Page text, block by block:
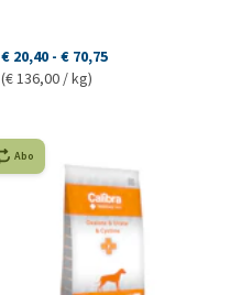
€ 20,40 - € 70,75
(€ 136,00 / kg)
Abo